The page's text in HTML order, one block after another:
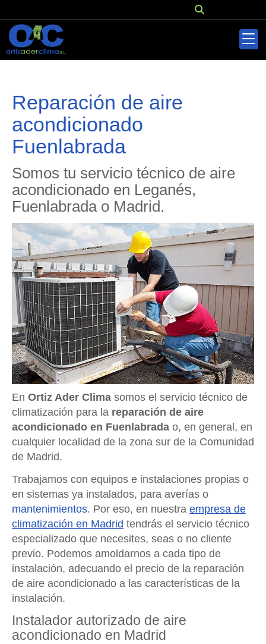
Reparación de aire
acondicionado
Fuenlabrada
Somos tu servicio técnico de aire
acondicionado en Leganés,
Fuenlabrada o Madrid.
En Ortiz Ader Clima somos el servicio técnico de
climatización para la reparación de aire
acondicionado en Fuenlabrada o, en general, en
cualquier localidad de la zona sur de la Comunidad
de Madrid.
Trabajamos con equipos e instalaciones propias o
en sistemas ya instalados, para averías o
mantenimientos. Por eso, en nuestra empresa de
climatización en Madrid tendrás el servicio técnico
especializado que necesites, seas o no cliente
previo. Podemos amoldarnos a cada tipo de
instalación, adecuando el precio de la reparación
de aire acondicionado a las características de la
instalación.
Instalador autorizado de aire
acondicionado en Madrid